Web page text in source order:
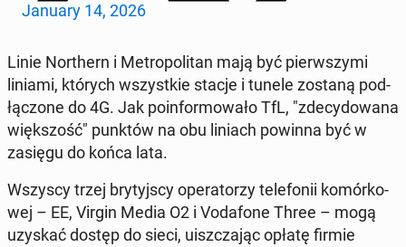
January 14, 2026
Linie Nor­thern i Me­tro­po­li­tan mają być pierw­szy­mi
liniami, których wszyst­kie stacje i tunele zostaną pod­
łą­czo­ne do 4G. Jak po­in­for­mo­wa­ło TfL, "zde­cy­do­wa­na
więk­szość" punktów na obu liniach powinna być w
zasięgu do końca lata.
Wszyscy trzej bry­tyj­scy ope­ra­to­rzy te­le­fo­nii ko­mór­ko­
wej – EE, Virgin Media O2 i Vo­da­fo­ne Three – mogą
uzyskać dostęp do sieci, uisz­cza­jąc opłatę firmie